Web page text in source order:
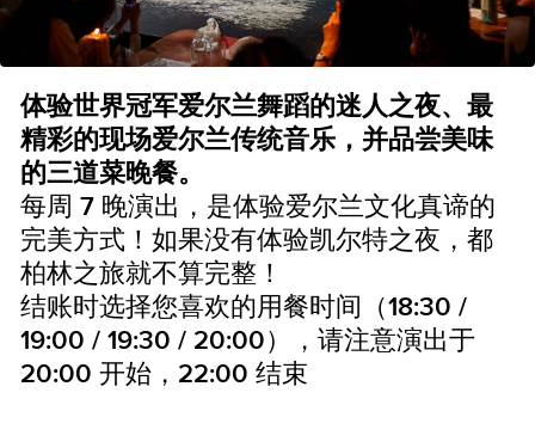
体验世界冠军爱尔兰舞蹈的迷人之夜、最
精彩的现场爱尔兰传统音乐，并品尝美味
的三道菜晚餐。
每周 7 晚演出，是体验爱尔兰文化真谛的
完美方式！如果没有体验凯尔特之夜，都
柏林之旅就不算完整！
结账时选择您喜欢的用餐时间（18:30 /
19:00 / 19:30 / 20:00），请注意演出于
20:00 开始，22:00 结束